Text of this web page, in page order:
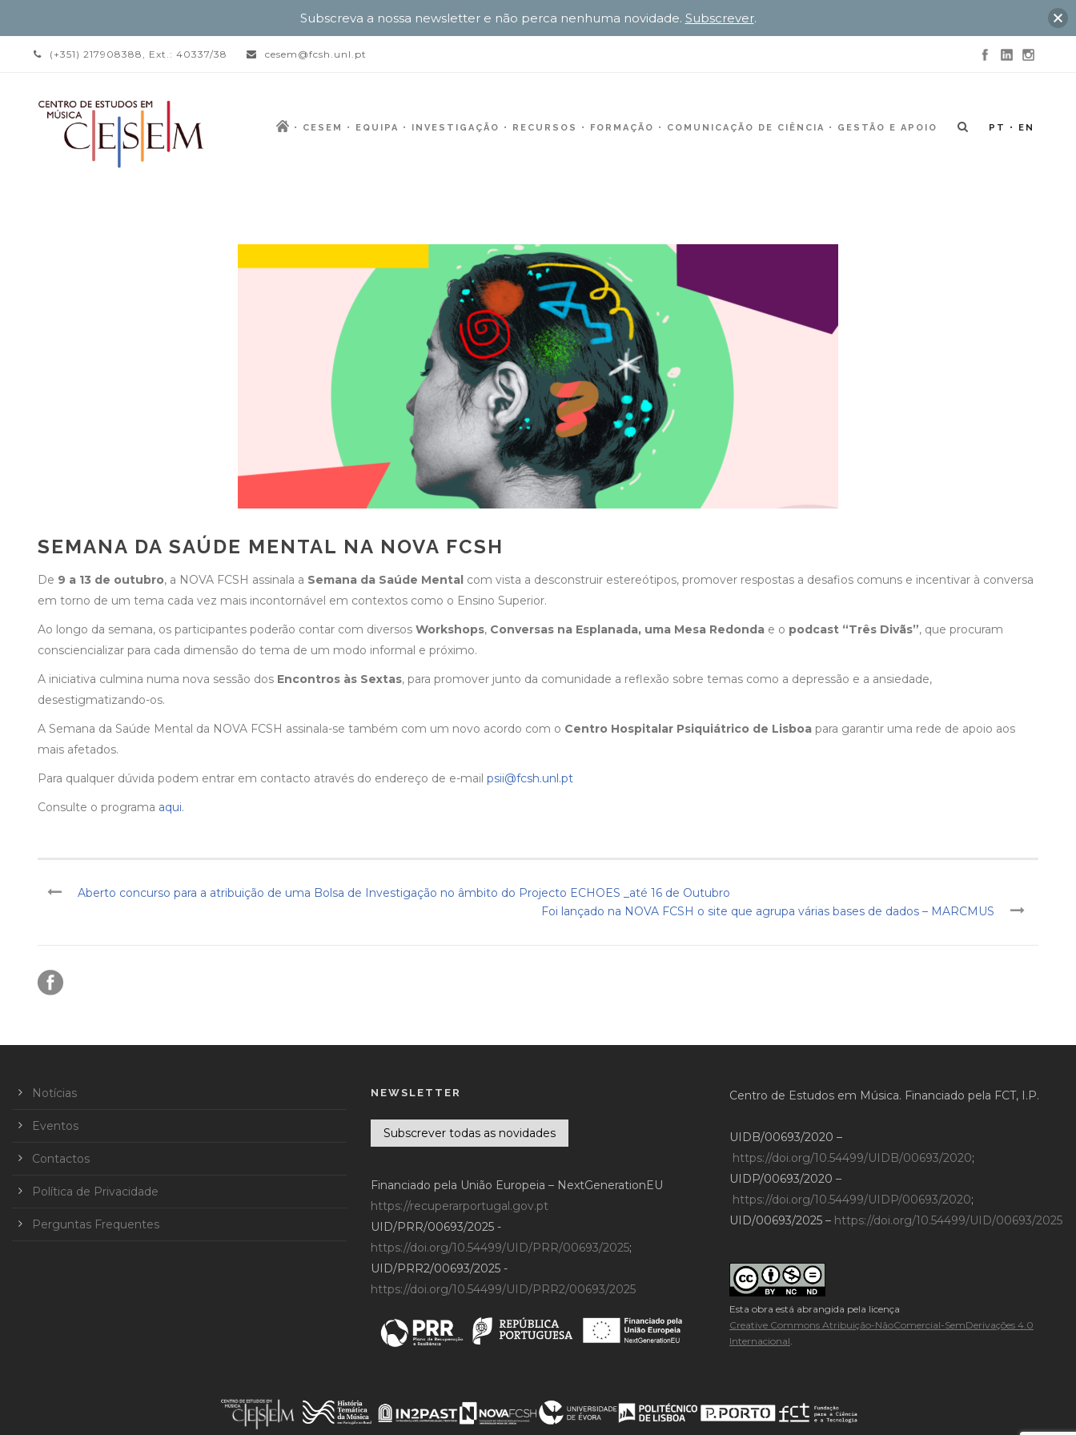
(+351) 217908388, Ext.: 40337/38 cesem@fcsh.unl.pt
CESEM EQUIPA INVESTIGAÇÃO RECURSOS FORMAÇÃO COMUNICAÇÃO DE CIÊNCIA GESTÃO E APOIO PT EN
SEMANA DA SAÚDE MENTAL NA NOVA FCSH
De 9 a 13 de outubro, a NOVA FCSH assinala a Semana da Saúde Mental com vista a desconstruir estereótipos, promover respostas a desafios comuns e incentivar à conversa
em torno de um tema cada vez mais incontornável em contextos como o Ensino Superior.
Ao longo da semana, os participantes poderão contar com diversos Workshops, Conversas na Esplanada, uma Mesa Redonda e o podcast “Três Divãs”, que procuram
consciencializar para cada dimensão do tema de um modo informal e próximo.
A iniciativa culmina numa nova sessão dos Encontros às Sextas, para promover junto da comunidade a reflexão sobre temas como a depressão e a ansiedade,
desestigmatizando-os.
A Semana da Saúde Mental da NOVA FCSH assinala-se também com um novo acordo com o Centro Hospitalar Psiquiátrico de Lisboa para garantir uma rede de apoio aos
mais afetados.
Para qualquer dúvida podem entrar em contacto através do endereço de e-mail psii@fcsh.unl.pt
Consulte o programa aqui.
Aberto concurso para a atribuição de uma Bolsa de Investigação no âmbito do Projecto ECHOES _até 16 de Outubro
Foi lançado na NOVA FCSH o site que agrupa várias bases de dados – MARCMUS
Notícias
Eventos
Contactos
Política de Privacidade
Perguntas Frequentes
NEWSLETTER
Subscrever todas as novidades
Financiado pela União Europeia – NextGenerationEU
https://recuperarportugal.gov.pt
UID/PRR/00693/2025 -
https://doi.org/10.54499/UID/PRR/00693/2025;
UID/PRR2/00693/2025 -
https://doi.org/10.54499/UID/PRR2/00693/2025
Centro de Estudos em Música. Financiado pela FCT, I.P.
UIDB/00693/2020 –
https://doi.org/10.54499/UIDB/00693/2020;
UIDP/00693/2020 –
https://doi.org/10.54499/UIDP/00693/2020;
UID/00693/2025 – https://doi.org/10.54499/UID/00693/2025
Esta obra está abrangida pela licença
Creative Commons Atribuição-NãoComercial-SemDerivações 4.0
Internacional.
Subscreva a nossa newsletter e não perca nenhuma novidade. Subscrever.